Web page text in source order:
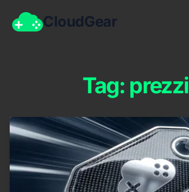
CloudGear
Tag: prezzi